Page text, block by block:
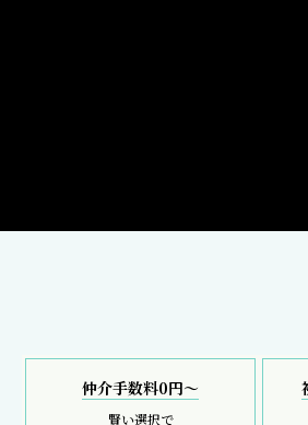
仲介手数料0円～
賢い選択で